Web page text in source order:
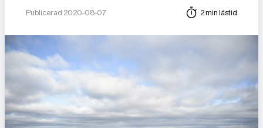
Publicerad 2020-08-07 2 min lästid